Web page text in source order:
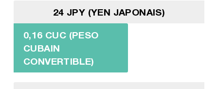
24 JPY (YEN JAPONAIS)
0,16 CUC (PESO
CUBAIN
CONVERTIBLE)